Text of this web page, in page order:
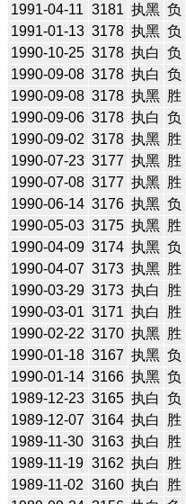
1991-04-11 3181 执黑 负
1991-01-13 3178 执黑 负
1990-10-25 3178 执白 负
1990-09-08 3178 执白 负
1990-09-08 3178 执黑 胜
1990-09-06 3178 执白 负
1990-09-02 3178 执黑 胜
1990-07-23 3177 执黑 胜
1990-07-08 3177 执黑 胜
1990-06-14 3176 执黑 负
1990-05-03 3175 执黑 胜
1990-04-09 3174 执黑 负
1990-04-07 3173 执黑 胜
1990-03-29 3173 执白 胜
1990-03-01 3171 执白 胜
1990-02-22 3170 执黑 胜
1990-01-18 3167 执黑 负
1990-01-14 3166 执黑 负
1989-12-23 3165 执白 负
1989-12-07 3164 执白 胜
1989-11-30 3163 执白 胜
1989-11-19 3162 执白 胜
1989-11-02 3160 执白 胜